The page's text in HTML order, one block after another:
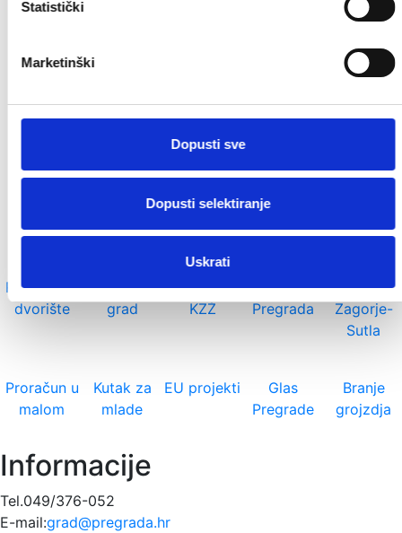
Statistički
Marketinški
Dopusti sve
Dopusti selektiranje
Uskrati
Važniji linkovi
Strateški plan
Prostorni plan
Gradska vijećnica
Savjetovanje
Reciklažno
dvorište
Otvoreni
grad
Glasnik
KZŽ
Visit
Pregrada
LAG
Zagorje-
Sutla
Proračun u
malom
Kutak za
mlade
EU projekti
Glas
Pregrade
Branje
grojzdja
Informacije
Tel.049/376-052
E-mail:grad@pregrada.hr